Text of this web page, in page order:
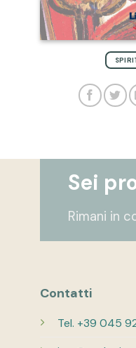
Sei
Rimani in
Contatti
Tel. +39 045